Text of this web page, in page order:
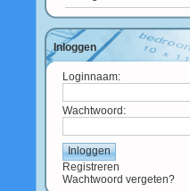
Inloggen
Loginnaam:
Wachtwoord:
Registreren
Wachtwoord vergeten?